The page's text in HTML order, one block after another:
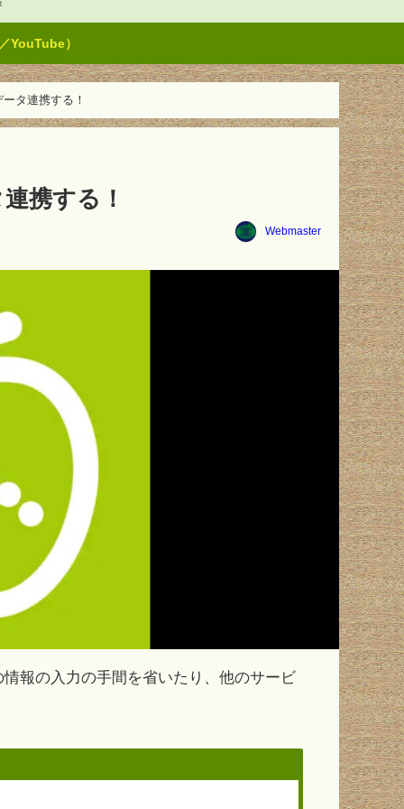
YouTube）
タ連携する！
携する！
Webmaster
報の入力の手間を省いたり、他のサービ